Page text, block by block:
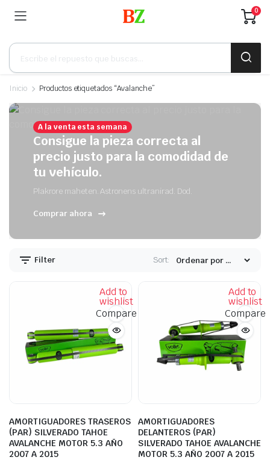
0
Búsqueda
productos
Inicio Productos etiquetados “Avalanche”
A la venta esta semana
Consigue la pieza correcta al
precio justo para la comodidad de
tu vehículo.
Plakrore maheten. Astronens ultranirad. Dod.
Comprar ahora
Filter Sort:
Add to
wishlist
Compare
AMORTIGUADORES TRASEROS
(PAR) SILVERADO TAHOE
AVALANCHE MOTOR 5.3 AÑO
2007 A 2015
Add to
wishlist
Compare
AMORTIGUADORES
DELANTEROS (PAR)
SILVERADO TAHOE AVALANCHE
MOTOR 5.3 AÑO 2007 A 2015